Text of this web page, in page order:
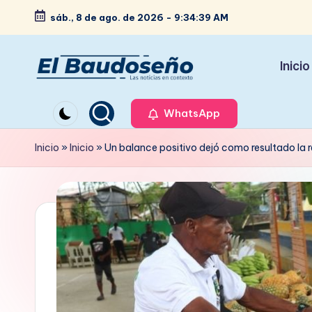
Saltar
contenido
sáb., 8 de ago. de 2026 - 9:34:41 AM
e
ri
d
noticias
en
contexto
Inicio
WhatsApp
Inicio »Inicio »Un balance positivo dejó como resultado la